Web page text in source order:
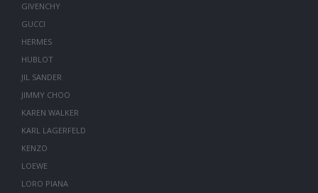
GIVENCHY
GUCCI
HERMES
HUBLOT
JIL SANDER
JIMMY CHOO
KAREN WALKER
KARL LAGERFELD
KENZO
LOEWE
LORO PIANA